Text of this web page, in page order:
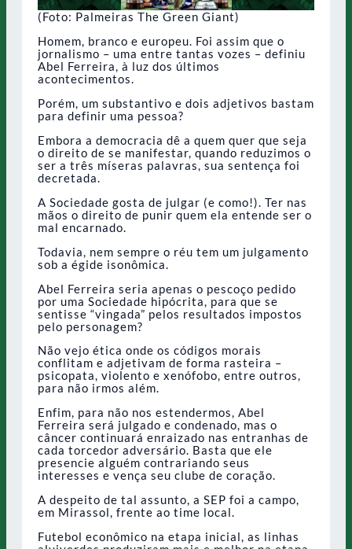
(Foto: Palmeiras The Green Giant)
Homem, branco e europeu. Foi assim que o
jornalismo – uma entre tantas vozes – definiu
Abel Ferreira, à luz dos últimos
acontecimentos.
Porém, um substantivo e dois adjetivos bastam
para definir uma pessoa?
Embora a democracia dê a quem quer que seja
o direito de se manifestar, quando reduzimos o
ser a três míseras palavras, sua sentença foi
decretada.
A Sociedade gosta de julgar (e como!). Ter nas
mãos o direito de punir quem ela entende ser o
mal encarnado.
Todavia, nem sempre o réu tem um julgamento
sob a égide isonômica.
Abel Ferreira seria apenas o pescoço pedido
por uma Sociedade hipócrita, para que se
sentisse “vingada” pelos resultados impostos
pelo personagem?
Não vejo ética onde os códigos morais
conflitam e adjetivam de forma rasteira –
psicopata, violento e xenófobo, entre outros,
para não irmos além.
Enfim, para não nos estendermos, Abel
Ferreira será julgado e condenado, mas o
câncer continuará enraizado nas entranhas de
cada torcedor adversário. Basta que ele
presencie alguém contrariando seus
interesses e vença seu clube de coração.
A despeito de tal assunto, a SEP foi a campo,
em Mirassol, frente ao time local.
Futebol econômico na etapa inicial, as linhas